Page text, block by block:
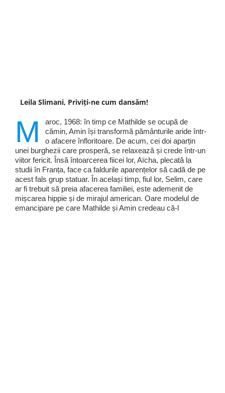
Leila Slimani, Priviți-ne cum dansăm!
M
aroc, 1968: în timp ce Mathilde se ocupă de
cămin, Amin își transformă pământurile aride într­-
o afacere înfloritoare. De acum, cei doi aparțin
unei burghezii care prosperă, se relaxează și crede într-­un
viitor fericit. Însă întoarcerea fiicei lor, Aïcha, plecată la
studii în Franța, face ca faldurile aparențelor să cadă de pe
acest fals grup statuar. În același timp, fiul lor, Selim, care
ar fi trebuit să preia afacerea familiei, este ademenit de
mișcarea hippie și de mirajul american. Oare modelul de
emancipare pe care Mathilde și Amin credeau că-­l